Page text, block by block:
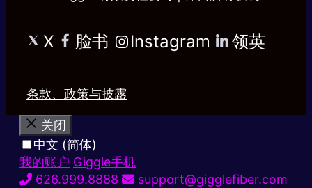
X 脸书 Instagram 领英
条款、政策与披露
关闭
中文 (简体)
我的账户 Giggle手机
626.999.8888
support@gigglefiber.com